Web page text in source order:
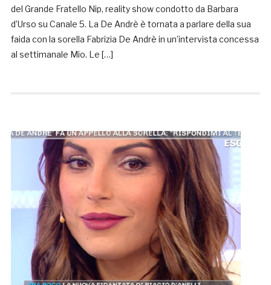
del Grande Fratello Nip, reality show condotto da Barbara
d’Urso su Canale 5. La De Andrè è tornata a parlare della sua
faida con la sorella Fabrizia De Andrè in un’intervista concessa
al settimanale Mio. Le […]